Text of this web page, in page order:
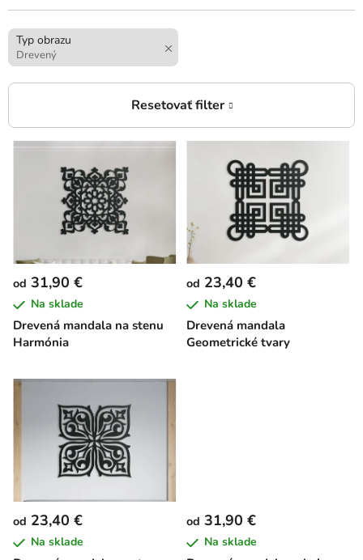
Typ obrazu
Drevený
V
r
o
d
u
t
v
Drevená mandala na stenu
Harmónia
od 31,90 €
Na sklade
Drevená mandala
Geometrické tvary
od 23,40 €
Na sklade
od 23,40 €
Na sklade
od 31,90 €
Na sklade